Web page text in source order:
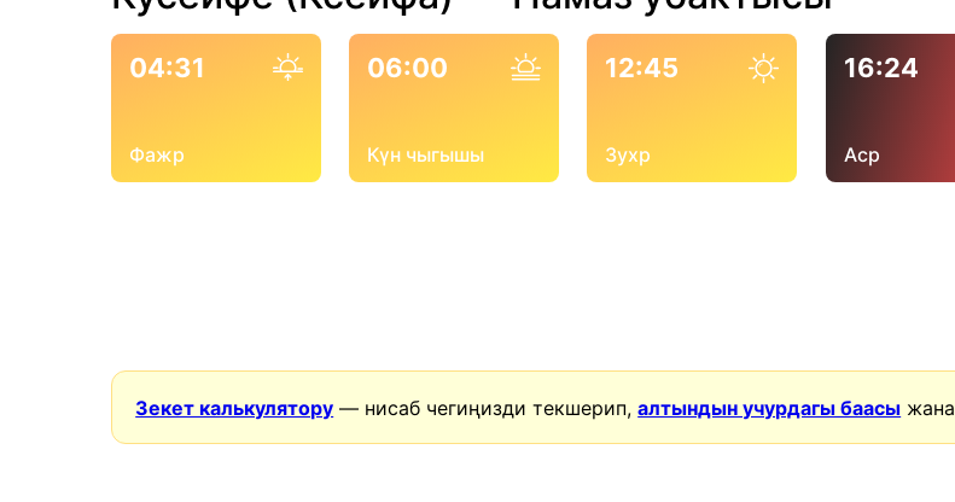
04:31
Фажр
06:00
Күн чыгышы
12:45
Зухр
16:24
Аср
Зекет калькулятору — нисаб чегиңизди текшерип,алтындын учурдагы баасы жана